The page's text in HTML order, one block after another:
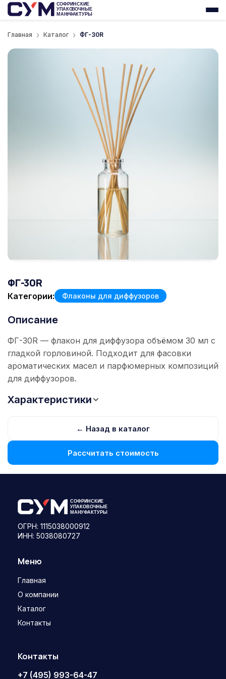
Главная Каталог ФГ-30R
ФГ-30R
Категории: Флаконы для диффузоров
Описание
ФГ-30R — флакон для диффузора объёмом 30 мл с
гладкой горловиной. Подходит для фасовки
ароматических масел и парфюмерных композиций
для диффузоров.
Характеристики
← Назад в каталог
Рассчитать стоимость
ОГРН: 1115038000912
ИНН: 5038080727
Меню
Главная
О компании
Каталог
Контакты
Контакты
+7 (495) 993-64-47